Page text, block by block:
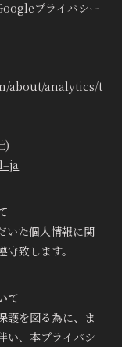
プライバシー
about/analytics/t
)
いた個人情報に関
致します。
て
護を図る為に、ま
い、本プライバシ